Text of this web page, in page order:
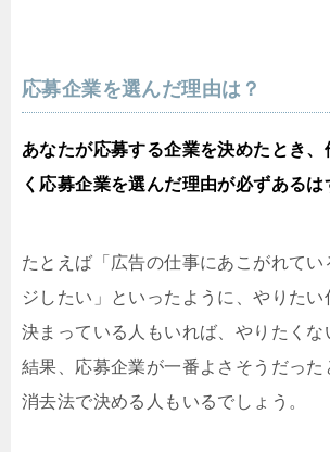
応募企業を選んだ理由は？
あなたが応募する企業を決めたとき、
く応募企業を選んだ理由が必ずあるは
たとえば「広告の仕事にあこがれてい
ジしたい」といったように、やりた
決まっている人もいれば、やりたくな
結果、応募企業が一番よさそうだった
消去法で決める人もいるでしょう。